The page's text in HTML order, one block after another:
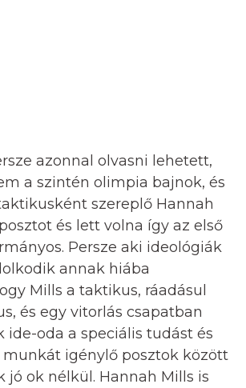
azonnal olvasni lehetett,
a szintén olimpia bajnok, és
szereplő Hannah
és lett volna így az első
Persze aki ideológiák
annak hiába
Mills a taktikus, ráadásul
és egy vitorlás csapatban
ide-oda a speciális tudást és
igénylő posztok között
jó ok nélkül. Hannah Mills is